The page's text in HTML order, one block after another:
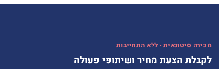
מכירה סיטונאית · ללא התחייבות
לקבלת הצעת מחיר ושיתופי פעולה